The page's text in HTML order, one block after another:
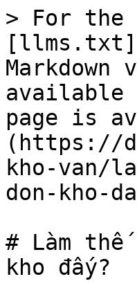
> For the
available
page is
(https://
kho-van/
don-kho-
# Làm
kho đấy?